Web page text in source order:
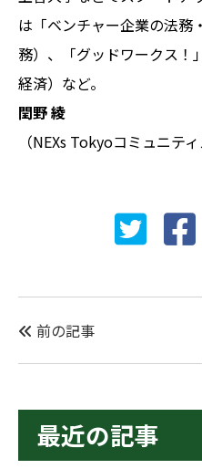
は「ベンチャー企業の法務
務）、「グッドワークス！
経済）など。
閏野 綾
（NEXs Tokyoコミュニティ
前の記事
最近の記事